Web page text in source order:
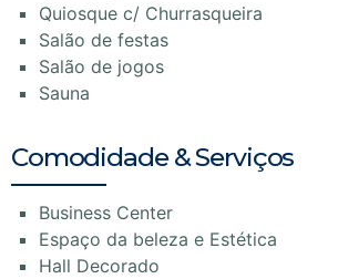
Quiosque c/ Churrasqueira
Salão de festas
Salão de jogos
Sauna
Comodidade & Serviços
Business Center
Espaço da beleza e Estética
Hall Decorado